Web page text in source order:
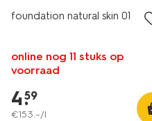
foundation natural skin 01
online nog 11 stuks op
voorraad
4.
59
€153.–/l